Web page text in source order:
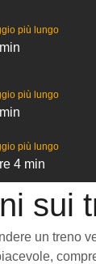
più lungo
più lungo
più lungo
4 min
sui
un treno